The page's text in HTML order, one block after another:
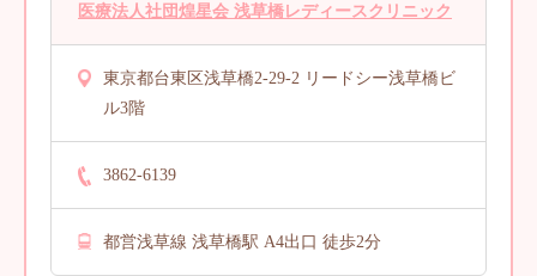
医療法人社団煌星会 浅草橋レディースクリニック
東京都台東区浅草橋2-29-2 リードシー浅草橋ビ
ル3階
3862-6139
都営浅草線 浅草橋駅 A4出口 徒歩2分